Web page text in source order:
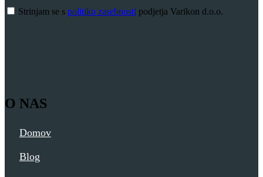
Strinjam se s politiko zasebnosti podjetja Varikon d.o.o.
O NAS
Domov
Blog